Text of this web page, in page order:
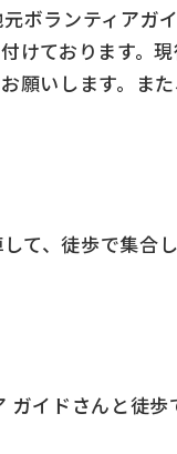
ボランティアガ
けております。
いします。また
、徒歩で集合し
イドさんと徒歩